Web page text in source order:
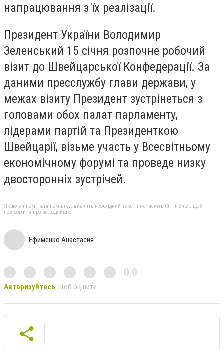
напрацювання з їх реалізації.
Президент України Володимир
Зеленський 15 січня розпочне робочий
візит до Швейцарської Конфедерації. За
даними пресслужбу глави держави, у
межах візиту Президент зустрінеться з
головами обох палат парламенту,
лідерами партій та Президенткою
Швейцарії, візьме участь у Всесвітньому
економічному форумі та проведе низку
двосторонніх зустрічей.
Якщо ви помітили помилку, виділіть необхідний текст і натисніть Ctrl + Enter, щоб
повідомити про це редакцію
Ефименко Анастасия
0,0
Авторизуйтесь, щоб оцінити